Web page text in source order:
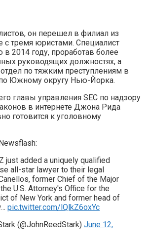
он перешел в филиал из
с тремя юристами. Специалист
2014 году, проработав более
руководящих должностях, а
по тяжким преступлениям в
Южному округу Нью-Йорка.
главы управления SEC по надзору
в интернете Джона Рида
готовится к уголовному
just added a uniquely qualified
all-star lawyer to their legal
former Chief of the Major
U.S. Attorney's Office for the
of New York and former head of
pic.twitter.com/lQlkZ6oxYc
(@JohnReedStark) June 12,